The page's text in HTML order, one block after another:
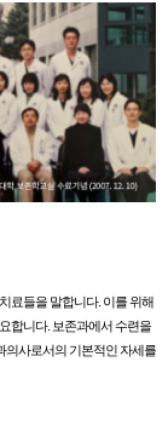
료들을 말합니다. 이를 위해
합니다. 보존과에서 수련을
의사로서의 기본적인 자세를